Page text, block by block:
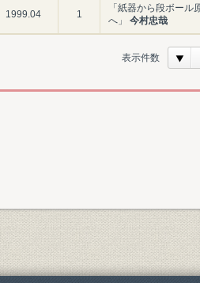
1999.04 1
「紙器から段ボール
へ」 今村忠哉
表示件数